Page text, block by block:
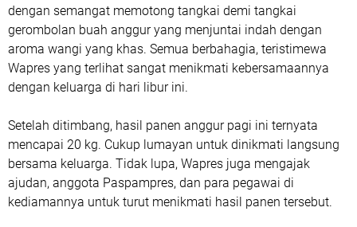
dengan semangat memotong tangkai demi tangkai
gerombolan buah anggur yang menjuntai indah dengan
aroma wangi yang khas. Semua berbahagia, teristimewa
Wapres yang terlihat sangat menikmati kebersamaannya
dengan keluarga di hari libur ini.
Setelah ditimbang, hasil panen anggur pagi ini ternyata
mencapai 20 kg. Cukup lumayan untuk dinikmati langsung
bersama keluarga. Tidak lupa, Wapres juga mengajak
ajudan, anggota Paspampres, dan para pegawai di
kediamannya untuk turut menikmati hasil panen tersebut.